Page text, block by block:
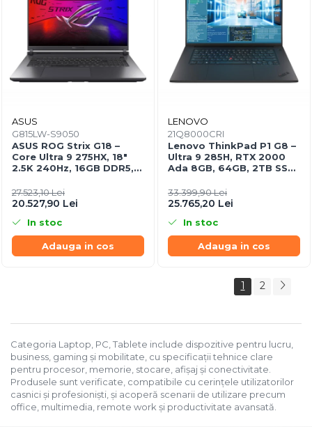
ASUS
G815LW-S9050
ASUS ROG Strix G18 –
Core Ultra 9 275HX, 18"
2.5K 240Hz, 16GB DDR5,
NoOS, Eclipse Gray
27.523,10 Lei
20.527,90 Lei
In stoc
Adauga in cos
LENOVO
21Q8000CRI
Lenovo ThinkPad P1 G8 –
Ultra 9 285H, RTX 2000
Ada 8GB, 64GB, 2TB SSD,
Premier
33.399,90 Lei
25.765,20 Lei
In stoc
Adauga in cos
1 2
Categoria Laptop, PC, Tablete include dispozitive pentru lucru,
business, gaming și mobilitate, cu specificații tehnice clare
pentru procesor, memorie, stocare, afișaj și conectivitate.
Produsele sunt verificate, compatibile cu cerințele utilizatorilor
casnici și profesioniști, și acoperă scenarii de utilizare precum
office, multimedia, remote work și productivitate avansată.